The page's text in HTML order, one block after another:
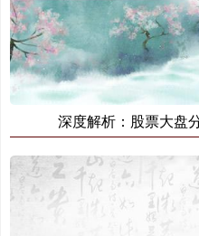
深度解析：股票大盘